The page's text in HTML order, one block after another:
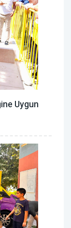
Uygun